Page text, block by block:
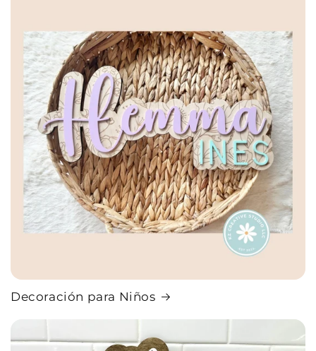
Decoración para Niños